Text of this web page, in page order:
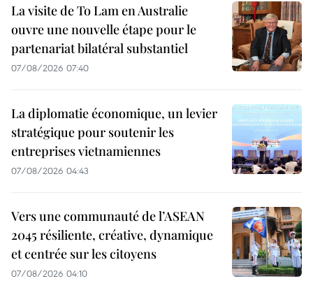
La visite de To Lam en Australie
ouvre une nouvelle étape pour le
partenariat bilatéral substantiel
07/08/2026 07:40
La diplomatie économique, un levier
stratégique pour soutenir les
entreprises vietnamiennes
07/08/2026 04:43
Vers une communauté de l’ASEAN
2045 résiliente, créative, dynamique
et centrée sur les citoyens
07/08/2026 04:10